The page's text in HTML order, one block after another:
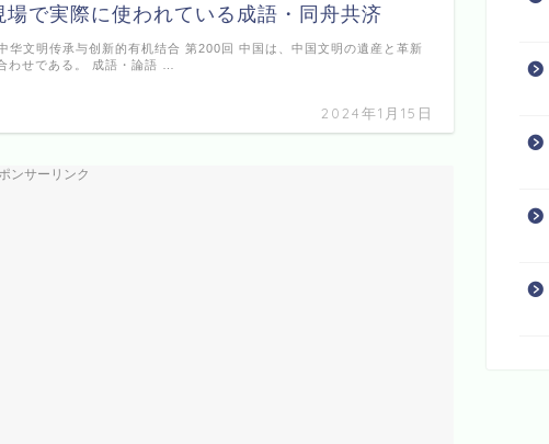
で実際に使われている成語・同舟共济
2024年1月15日
华文明传承与创新的有机结合 第200回 中国は、中国文明の遺産と革新
わせである。 成語・論語 …
ンサーリンク